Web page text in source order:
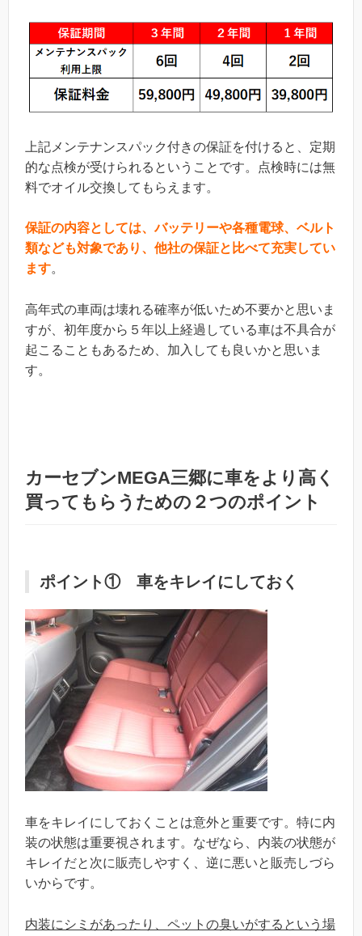
上記メンテナンスパック付きの保証を付けると、定期
的な点検が受けられるということです。点検時には無
料でオイル交換してもらえます。
保証の内容としては、バッテリーや各種電球、ベルト
類なども対象であり、他社の保証と比べて充実してい
ます。
高年式の車両は壊れる確率が低いため不要かと思いま
すが、初年度から５年以上経過している車は不具合が
起こることもあるため、加入しても良いかと思いま
す。
カーセブンMEGA三郷に車をより高く
買ってもらうための２つのポイント
ポイント① 車をキレイにしておく
車をキレイにしておくことは意外と重要です。特に内
装の状態は重要視されます。なぜなら、内装の状態が
キレイだと次に販売しやすく、逆に悪いと販売しづら
いからです。
内装にシミがあったり、ペットの臭いがするという場